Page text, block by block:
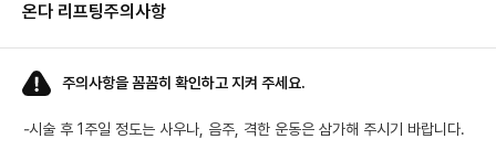
온다 리프팅주의사항
주의사항을 꼼꼼히 확인하고 지켜 주세요.
-시술 후 1주일 정도는 사우나, 음주, 격한 운동은 삼가해 주시기 바랍니다.